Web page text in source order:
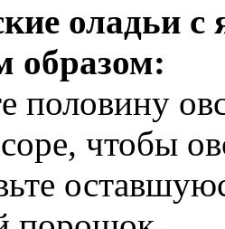
оладьи
образом:
половину
чтобы